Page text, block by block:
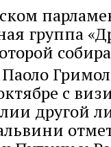
группа
с
другой